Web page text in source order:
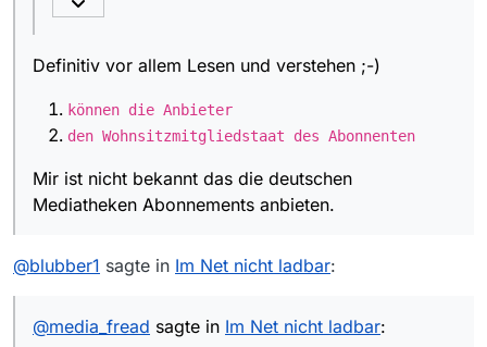
Definitiv vor allem Lesen und verstehen ;-)
können die Anbieter
den Wohnsitzmitgliedstaat des Abonnenten
Mir ist nicht bekannt das die deutschen
Mediatheken Abonnements anbieten.
@blubber1 sagte in Im Net nicht ladbar:
@media_fread sagte in Im Net nicht ladbar: